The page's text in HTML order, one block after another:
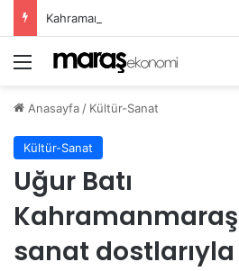
Menü
Anasayfa / Kültür-Sanat
Kültür-Sanat
Uğur Batı
sanat